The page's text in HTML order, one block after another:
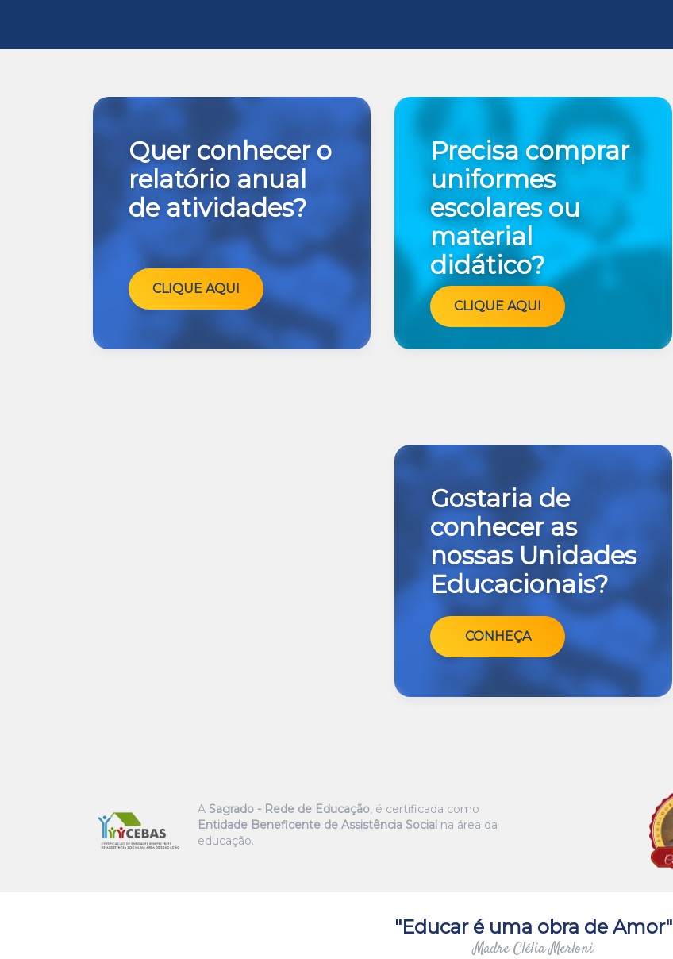
Quer conhecer o
relatório anual
de atividades?
CLIQUE AQUI
Precisa comprar
uniformes
escolares ou
material
didático?
CLIQUE AQUI
Gostaria de
conhecer as
nossas Unidades
Educacionais?
CONHEÇA
A Sagrado - Rede de Educação, é certificada como
Entidade Beneficente de Assistência Social na área da
educação.
"Educar é uma obra de Amor"
Madre Clélia Merloni